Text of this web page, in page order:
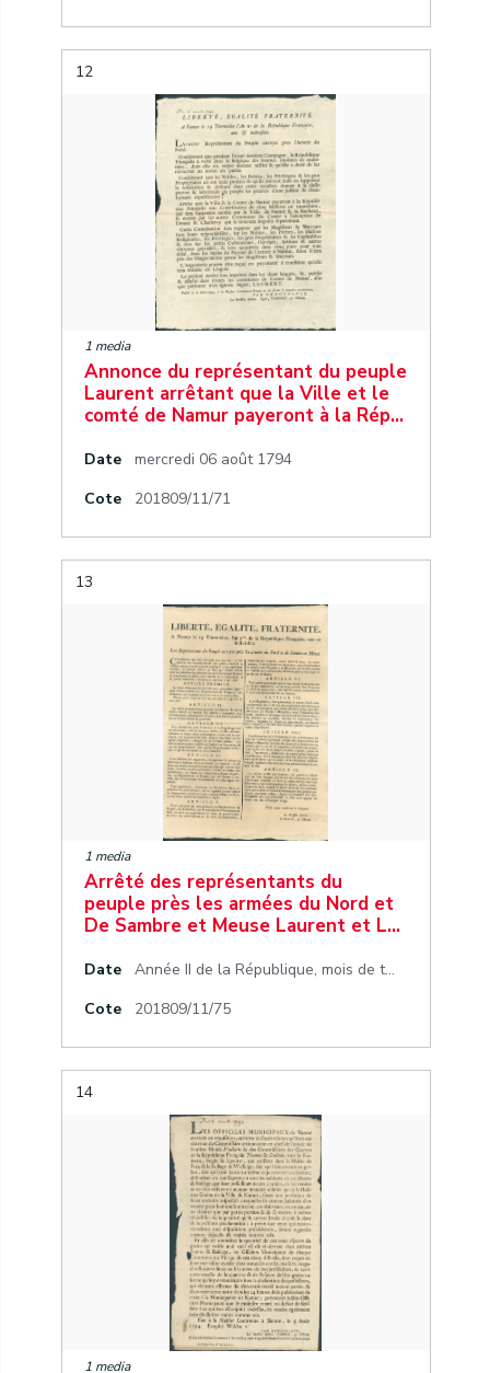
12
1 media
Annonce du représentant du peuple
Laurent arrêtant que la Ville et le
comté de Namur payeront à la Rép…
Date
mercredi 06 août 1794
Cote
201809/11/71
13
1 media
Arrêté des représentants du
peuple près les armées du Nord et
De Sambre et Meuse Laurent et L…
Date
Année II de la République, mois de thermidor, jour 19 (calendrier républicain)
Cote
201809/11/75
14
1 media